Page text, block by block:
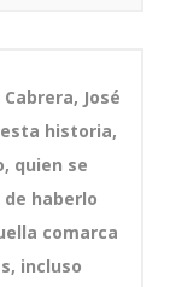
José
historia,
quien se
haberlo
comarca
incluso